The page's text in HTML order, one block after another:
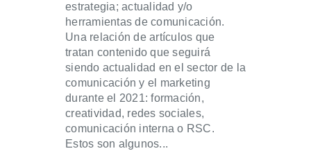
estrategia; actualidad y/o
herramientas de comunicación.
Una relación de artículos que
tratan contenido que seguirá
siendo actualidad en el sector de la
comunicación y el marketing
durante el 2021: formación,
creatividad, redes sociales,
comunicación interna o RSC.
Estos son algunos...